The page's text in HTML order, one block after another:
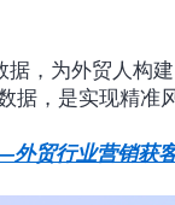
，为外贸人构
据，是实现精准
贸行业营销获